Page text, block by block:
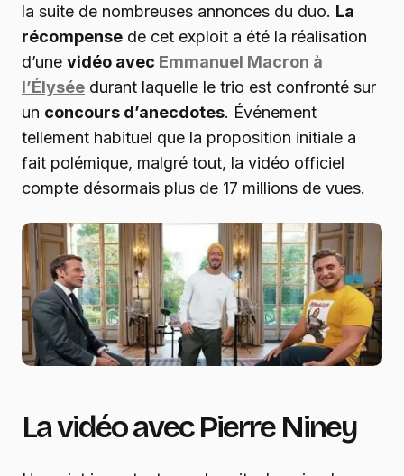
la suite de nombreuses annonces du duo. La
récompense de cet exploit a été la réalisation
d’une vidéo avec Emmanuel Macron à
l’Élysée durant laquelle le trio est confronté sur
un concours d’anecdotes. Événement
tellement habituel que la proposition initiale a
fait polémique, malgré tout, la vidéo officiel
compte désormais plus de 17 millions de vues.
La vidéo avec Pierre Niney